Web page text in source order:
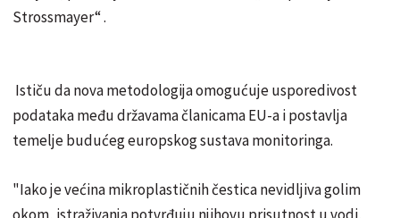
Strossmayer“ .
Ističu da nova metodologija omogućuje usporedivost
podataka među državama članicama EU-a i postavlja
temelje budućeg europskog sustava monitoringa.
"Iako je većina mikroplastičnih čestica nevidljiva golim